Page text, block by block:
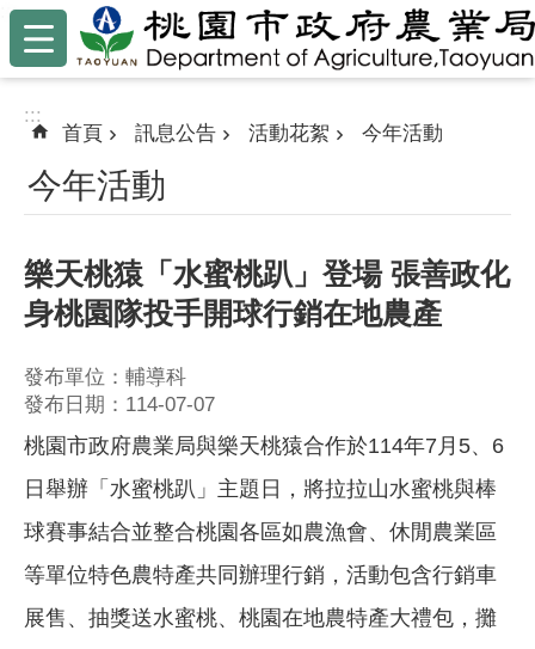
跳到主要內容區塊
:::
:::
首頁 訊息公告 活動花絮 今年活動
今年活動
樂天桃猿「水蜜桃趴」登場 張善政化
身桃園隊投手開球行銷在地農產
發布單位：輔導科
發布日期：114-07-07
桃園市政府農業局與樂天桃猿合作於114年7月5、6
日舉辦「水蜜桃趴」主題日，將拉拉山水蜜桃與棒
球賽事結合並整合桃園各區如農漁會、休閒農業區
等單位特色農特產共同辦理行銷，活動包含行銷車
展售、抽獎送水蜜桃、桃園在地農特產大禮包，攤